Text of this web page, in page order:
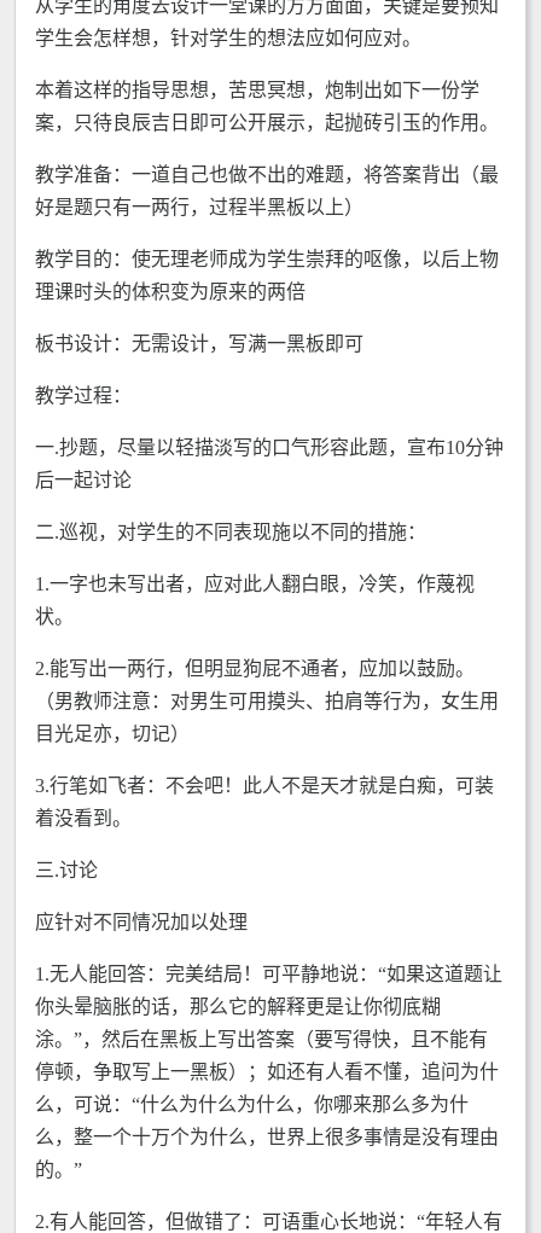
从学生的角度去设计一堂课的方方面面，关键是要预知
学生会怎样想，针对学生的想法应如何应对。
本着这样的指导思想，苦思冥想，炮制出如下一份学
案，只待良辰吉日即可公开展示，起抛砖引玉的作用。
教学准备：一道自己也做不出的难题，将答案背出（最
好是题只有一两行，过程半黑板以上）
教学目的：使无理老师成为学生崇拜的呕像，以后上物
理课时头的体积变为原来的两倍
板书设计：无需设计，写满一黑板即可
教学过程：
一.抄题，尽量以轻描淡写的口气形容此题，宣布10分钟
后一起讨论
二.巡视，对学生的不同表现施以不同的措施：
1.一字也未写出者，应对此人翻白眼，冷笑，作蔑视
状。
2.能写出一两行，但明显狗屁不通者，应加以鼓励。
（男教师注意：对男生可用摸头、拍肩等行为，女生用
目光足亦，切记）
3.行笔如飞者：不会吧！此人不是天才就是白痴，可装
着没看到。
三.讨论
应针对不同情况加以处理
1.无人能回答：完美结局！可平静地说：“如果这道题让
你头晕脑胀的话，那么它的解释更是让你彻底糊
涂。”，然后在黑板上写出答案（要写得快，且不能有
停顿，争取写上一黑板）；如还有人看不懂，追问为什
么，可说：“什么为什么为什么，你哪来那么多为什
么，整一个十万个为什么，世界上很多事情是没有理由
的。”
2.有人能回答，但做错了：可语重心长地说：“年轻人有